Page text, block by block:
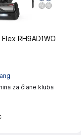
RH9AD1WO
za člane kluba